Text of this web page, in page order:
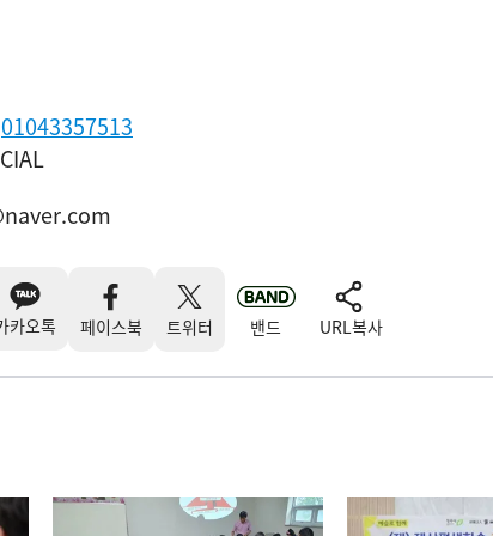
01043357513
카오톡 페이스북 트위터 밴드 URL복사